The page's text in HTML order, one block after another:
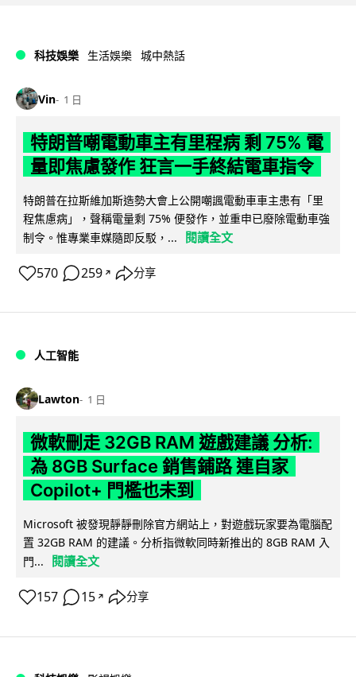
科技娛樂 生活娛樂 城中熱話
Vin 1 日
特朗普嘲電動車主有里程病 剩 75% 電
量即焦慮發作 狂言一手終結電車指令
特朗普在拉斯維加斯造勢大會上公開嘲諷電動車車主患有「里
程焦慮病」，聲稱電量剩 75% 便發作，並重申已廢除電動車強
制令。惟專業車媒隨即反駁，...
閱讀全文
570 259 ↗ 分享
人工智能
Lawton 1 日
微軟刪走 32GB RAM 遊戲建議 分析:
為 8GB Surface 銷售鋪路 連自家
Copilot+ 門檻也未到
Microsoft 被發現靜靜刪除官方網站上，對遊戲玩家要為電腦配
置 32GB RAM 的建議。分析指微軟同時新推出的 8GB RAM 入
門...
閱讀全文
157 15 ↗ 分享